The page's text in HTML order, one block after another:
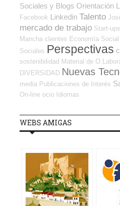
Sociales y Blogs Orientación
Facebook Linkedin Talento
mercado de trabajo Start-ups
Mancha clientes Economía
Sociales Perspectivas
sostenibilidad Material de
DIVERSIDAD Nuevas
media Publicaciones de Interés
On-line ocio Idiomas
WEBS AMIGAS